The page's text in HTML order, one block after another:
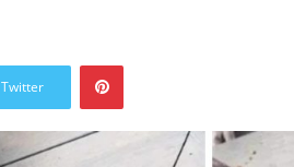
Twitter
Pinterest